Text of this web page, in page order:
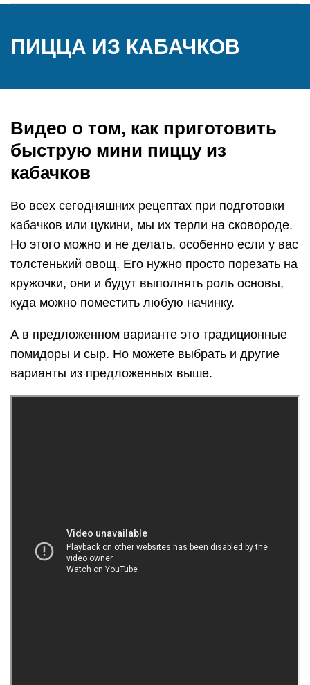
ПИЦЦА ИЗ КАБАЧКОВ
Видео о том, как приготовить
быструю мини пиццу из
кабачков
Во всех сегодняшних рецептах при подготовки
кабачков или цукини, мы их терли на сковороде.
Но этого можно и не делать, особенно если у вас
толстенький овощ. Его нужно просто порезать на
кружочки, они и будут выполнять роль основы,
куда можно поместить любую начинку.
А в предложенном варианте это традиционные
помидоры и сыр. Но можете выбрать и другие
варианты из предложенных выше.